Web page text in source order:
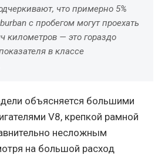
что примерно 5%
с пробегом могут проехать
километров — это гораздо
в классе
объясняется большими
V8, крепкой рамной
несложным
на большой расход